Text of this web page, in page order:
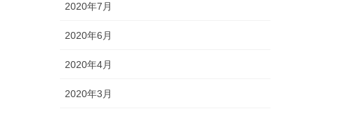
2020年7月
2020年6月
2020年4月
2020年3月